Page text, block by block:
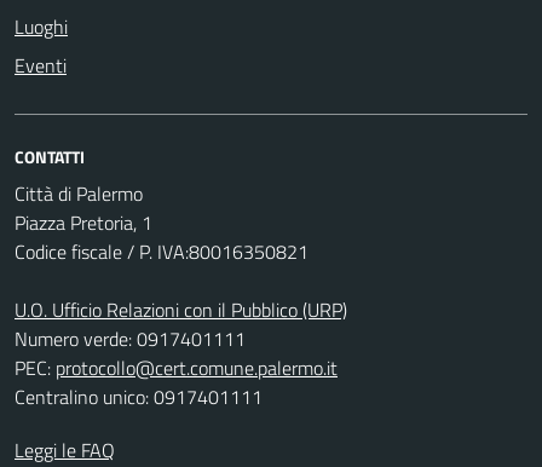
Luoghi
Eventi
CONTATTI
Città di Palermo
Piazza Pretoria, 1
Codice fiscale / P. IVA:80016350821
U.O. Ufficio Relazioni con il Pubblico (URP)
Numero verde: 0917401111
PEC: protocollo@cert.comune.palermo.it
Centralino unico: 0917401111
Leggi le FAQ